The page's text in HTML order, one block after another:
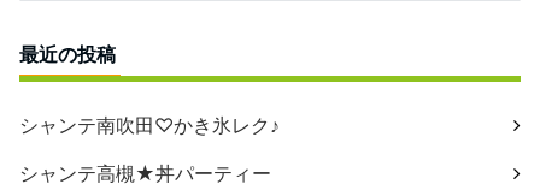
最近の投稿
シャンテ南吹田♡かき氷レク♪
シャンテ高槻★丼パーティー